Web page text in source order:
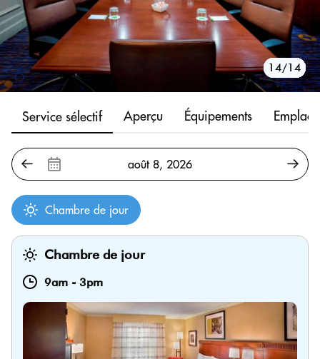
1/14
2/14
3/14
4/14
5/14
6/14
7/14
8/14
9/14
10/14
11/14
12/14
13/14
14/14
Service sélectif Aperçu Équipements
Chambre de jour
Chambre de jour
9am - 3pm